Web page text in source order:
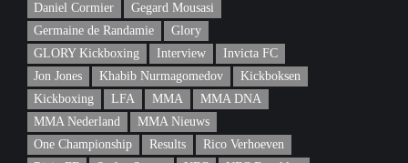
Daniel Cormier
Gegard Mousasi
Germaine de Randamie
Glory
GLORY Kickboxing
Interview
Invicta FC
Jon Jones
Khabib Nurmagomedov
Kickboksen
Kickboxing
LFA MMA
MMA DNA
MMA Nederland
MMA Nieuws
One Championship
Results
Rico Verhoeven